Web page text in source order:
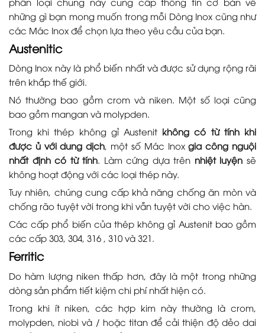
những gì bạn mong muốn trong mỗi Dòng Inox cũng như
các Mác Inox để chọn lựa theo yêu cầu của bạn.
Austenitic
Dòng Inox này là phổ biến nhất và được sử dụng rộng rãi
trên khắp thế giới.
Nó thường bao gồm crom và niken. Một số loại cũng
bao gồm mangan và molypden.
Trong khi thép không gỉ Austenit không có từ tính khi
được ủ với dung dịch, một số Mác Inoxgia công nguội
nhất định có từ tính. Làm cứng dựa trên nhiệt luyện sẽ
không hoạt động với các loại thép này.
Tuy nhiên, chúng cung cấp khả năng chống ăn mòn và
chống rão tuyệt vời trong khi vẫn tuyệt vời cho việc hàn.
Các cấp phổ biến của thép không gỉ Austenit bao gồm
các cấp 303, 304, 316 , 310 và 321.
Ferritic
Do hàm lượng niken thấp hơn, đây là một trong những
dòng sản phẩm tiết kiệm chi phí nhất hiện có.
Trong khi ít niken, các hợp kim này thường là crom,
molypden, niobi và / hoặc titan để cải thiện độ dẻo dai